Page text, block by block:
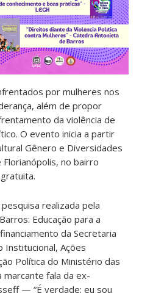
por mulheres nos
além de propor
da violência de
O evento inicia a partir
Gênero e Diversidades
Florianópolis, no bairro
realizada pela
Educação para a
da Secretaria
Institucional, Ações
Política do Ministério das
marcante fala da ex-
— “É verdade: eu sou